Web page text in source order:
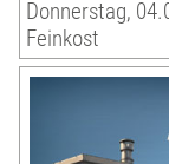
Donnerstag,
Feinkost